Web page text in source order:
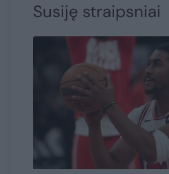
Susiję straipsniai